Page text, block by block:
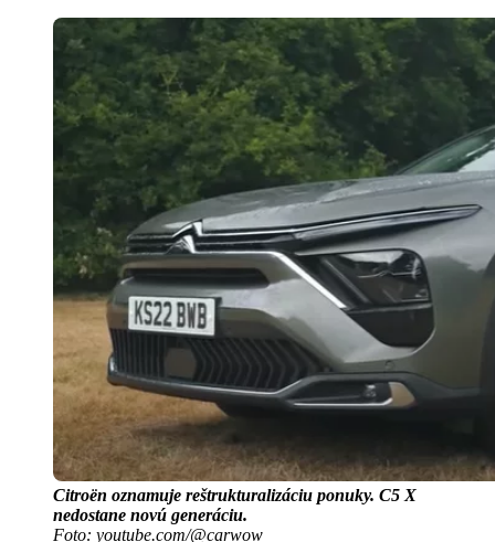
Citroën oznamuje reštrukturalizáciu ponuky. C5 X
nedostane novú generáciu.
Foto: youtube.com/@carwow